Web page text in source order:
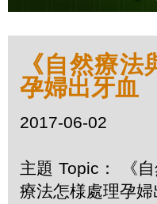
《自然療
孕婦出牙血
2017-06-02
主題 Topic： 《
療法怎様處理孕婦